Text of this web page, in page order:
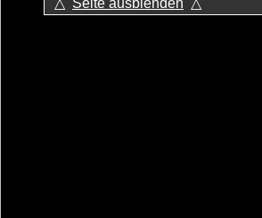
△ Seite ausblenden △